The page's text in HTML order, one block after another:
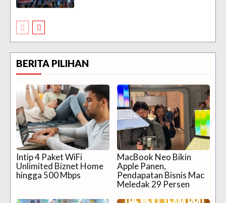
BERITA PILIHAN
Intip 4 Paket WiFi
Unlimited Biznet Home
hingga 500 Mbps
MacBook Neo Bikin
Apple Panen,
Pendapatan Bisnis Mac
Meledak 29 Persen